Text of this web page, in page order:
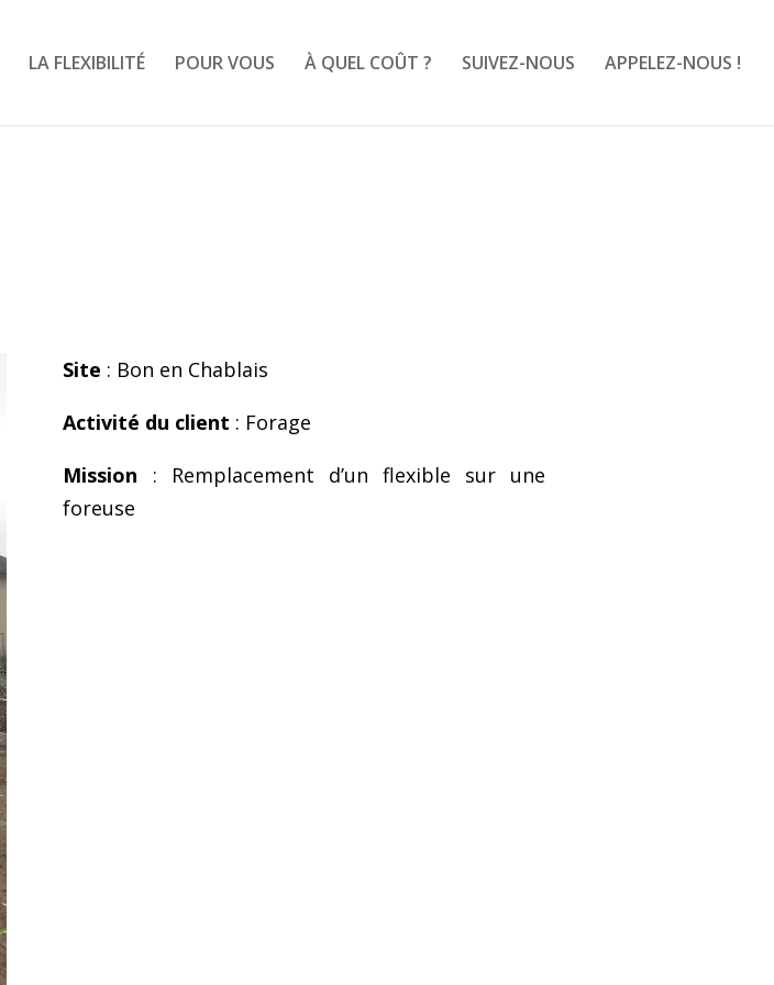
LA FLEXIBILITÉ POUR VOUS À QUEL COÛT ? SUIVEZ-NOUS APPELEZ-NOUS !
Site : Bon en Chablais
Activité du client : Forage
Mission : Remplacement d’un flexible sur une
foreuse